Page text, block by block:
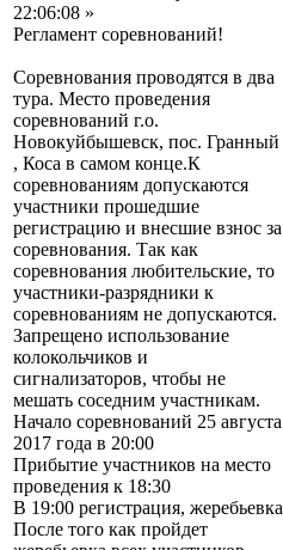
22:06:08 »
Регламент соревнований!
Соревнования проводятся в два
тура. Место проведения
соревнований г.о.
Новокуйбышевск, пос. Гранный
, Коса в самом конце.К
соревнованиям допускаются
участники прошедшие
регистрацию и внесшие взнос за
соревнования. Так как
соревнования любительские, то
участники-разрядники к
соревнованиям не допускаются.
Запрещено использование
колокольчиков и
сигнализаторов, чтобы не
мешать соседним участникам.
Начало соревнований 25 августа
2017 года в 20:00
Прибытие участников на место
проведения к 18:30
В 19:00 регистрация, жеребьевка
После того как пройдет